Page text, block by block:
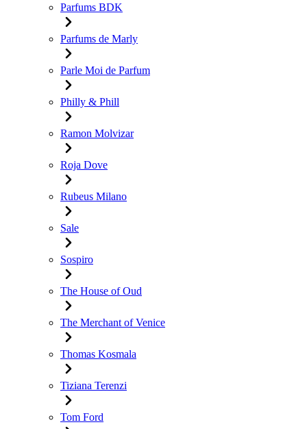
Parfums BDK
Parfums de Marly
Parle Moi de Parfum
Philly & Phill
Ramon Molvizar
Roja Dove
Rubeus Milano
Sale
Sospiro
The House of Oud
The Merchant of Venice
Thomas Kosmala
Tiziana Terenzi
Tom Ford